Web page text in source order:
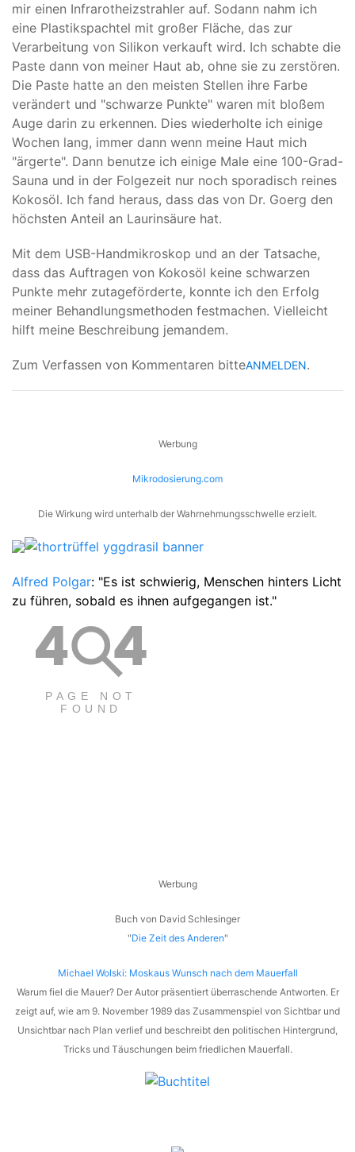
mir einen Infrarotheizstrahler auf. Sodann nahm ich
eine Plastikspachtel mit großer Fläche, das zur
Verarbeitung von Silikon verkauft wird. Ich schabte die
Paste dann von meiner Haut ab, ohne sie zu zerstören.
Die Paste hatte an den meisten Stellen ihre Farbe
verändert und "schwarze Punkte" waren mit bloßem
Auge darin zu erkennen. Dies wiederholte ich einige
Wochen lang, immer dann wenn meine Haut mich
"ärgerte". Dann benutze ich einige Male eine 100-Grad-
Sauna und in der Folgezeit nur noch sporadisch reines
Kokosöl. Ich fand heraus, dass das von Dr. Goerg den
höchsten Anteil an Laurinsäure hat.
Mit dem USB-Handmikroskop und an der Tatsache,
dass das Auftragen von Kokosöl keine schwarzen
Punkte mehr zutageförderte, konnte ich den Erfolg
meiner Behandlungsmethoden festmachen. Vielleicht
hilft meine Beschreibung jemandem.
Zum Verfassen von Kommentaren bitteANMELDEN.
Werbung
Mikrodosierung.com
Die Wirkung wird unterhalb der Wahrnehmungsschwelle erzielt.
Alfred Polgar: "Es ist schwierig, Menschen hinters Licht
zu führen, sobald es ihnen aufgegangen ist."
Werbung
Buch von David Schlesinger
"Die Zeit des Anderen"
Michael Wolski: Moskaus Wunsch nach dem Mauerfall
Warum fiel die Mauer? Der Autor präsentiert überraschende Antworten. Er
zeigt auf, wie am 9. November 1989 das Zusammenspiel von Sichtbar und
Unsichtbar nach Plan verlief und beschreibt den politischen Hintergrund,
Tricks und Täuschungen beim friedlichen Mauerfall.